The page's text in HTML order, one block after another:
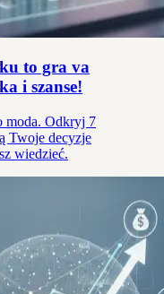
to gra va
i szanse!
moda. Odkryj 7
Twoje decyzje
wiedzieć.